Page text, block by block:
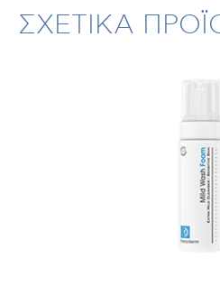
ΣΧΕΤΙΚΑ